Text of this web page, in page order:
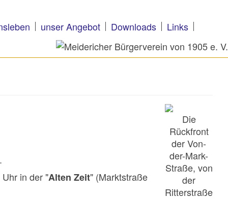
unser Angebot Downloads Links
Die
Rückfront
der Von-
der-Mark-
Straße, von
der
Ritterstraße
.
Uhr in der "Alten Zeit" (Marktstraße